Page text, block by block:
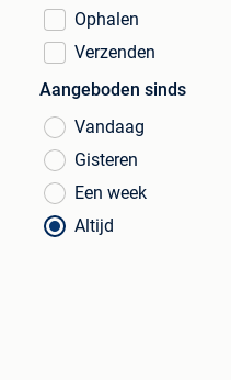
Ophalen
Verzenden
Aangeboden sinds
Vandaag
Gisteren
Een week
Altijd